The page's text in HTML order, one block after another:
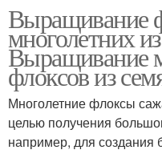
Выращивание
многолетних
Выращивание
флоксов из
Многолетние флоксы
целью получения
например, для создания